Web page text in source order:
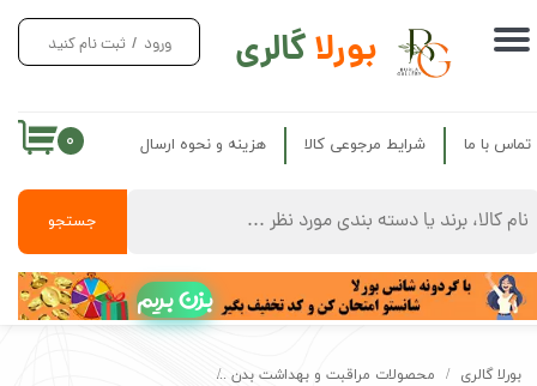
بورلاگالری
جستجو
ورود / ثبت نام کنید
حساب کاربری من
سفارشات
خروج از حساب کاربری
۰ تماس با ما شرایط مرجوعی کالا هزینه و نحوه ارسال
بزن بریم
بورلا گالری محصولات مراقبت و بهداشت بدن